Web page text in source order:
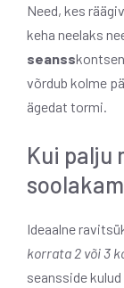
Need, kes
keha neelaks
seanss
võrdub kolme
ägedat tormi.
Kui palju
Ideaalne
korrata 2 või 3
seansside